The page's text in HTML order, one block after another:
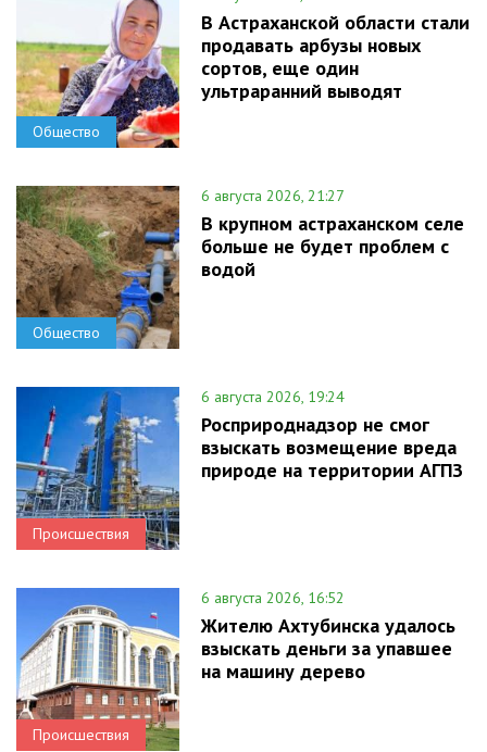
Общество
В Астраханской области стали
продавать арбузы новых
сортов, еще один
ультраранний выводят
Общество
6 августа 2026, 21:27
В крупном астраханском селе
больше не будет проблем с
водой
Происшествия
6 августа 2026, 19:24
Росприроднадзор не смог
взыскать возмещение вреда
природе на территории АГПЗ
Происшествия
6 августа 2026, 16:52
Жителю Ахтубинска удалось
взыскать деньги за упавшее
на машину дерево